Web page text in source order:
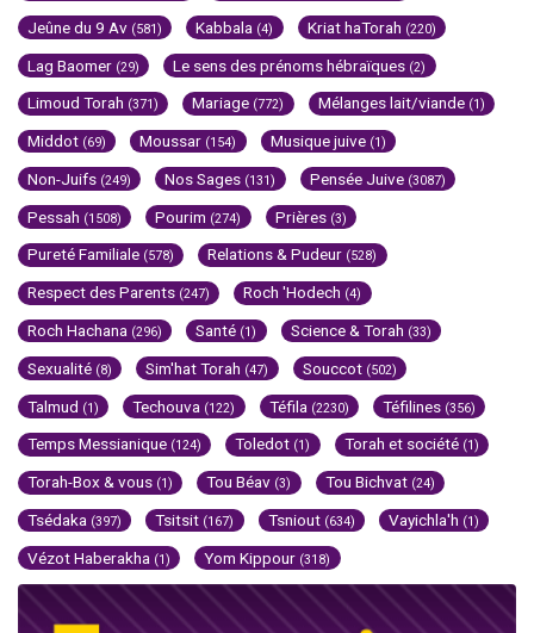
Jeûne du 9 Av (581) Kabbala (4) Kriat haTorah (220)
Lag Baomer (29) Le sens des prénoms hébraïques (2)
Limoud Torah (371) Mariage (772) Mélanges lait/viande (1)
Middot (69) Moussar (154) Musique juive (1)
Non-Juifs (249) Nos Sages (131) Pensée Juive (3087)
Pessah (1508) Pourim (274) Prières (3)
Pureté Familiale (578) Relations & Pudeur (528)
Respect des Parents (247) Roch 'Hodech (4)
Roch Hachana (296) Santé (1) Science & Torah (33)
Sexualité (8) Sim'hat Torah (47) Souccot (502)
Talmud (1) Techouva (122) Téfila (2230) Téfilines (356)
Temps Messianique (124) Toledot (1) Torah et société (1)
Torah-Box & vous (1) Tou Béav (3) Tou Bichvat (24)
Tsédaka (397) Tsitsit (167) Tsniout (634) Vayichla'h (1)
Vézot Haberakha (1) Yom Kippour (318)